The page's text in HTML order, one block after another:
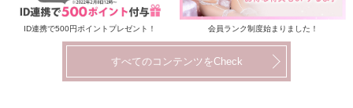
ID連携で500円ポイントプレゼント！ 会員ランク制度始まりました！
すべてのコンテンツをCheck